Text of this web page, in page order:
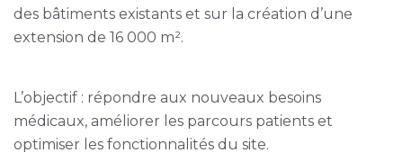
des bâtiments existants et sur la création d’une
extension de 16 000 m².
L’objectif : répondre aux nouveaux besoins
médicaux, améliorer les parcours patients et
optimiser les fonctionnalités du site.